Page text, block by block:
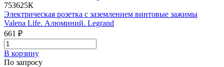
753625К
Электрическая розетка с заземлением винтовые зажимы
Valena Life. Алюминий. Legrand
661 ₽
В корзинy
По запросу